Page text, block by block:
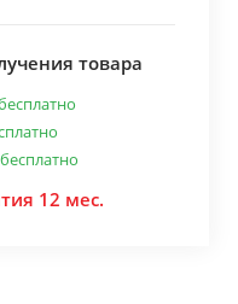
товара
бесплатно
12 мес.